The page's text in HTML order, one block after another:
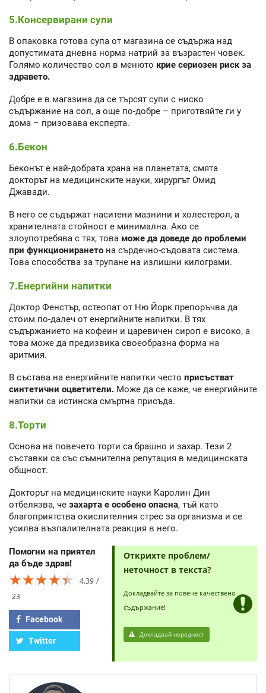
5.Консервирани супи
В опаковка готова супа от магазина се съдържа над
допустимата дневна норма натрий за възрастен човек.
Голямо количество сол в менюто крие сериозен риск за
здравето.
Добре е в магазина да се търсят супи с ниско
съдържание на сол, а още по-добре – приготвяйте ги у
дома – призовава експерта.
6.Бекон
Беконът е най-добрата храна на планетата, смята
докторът на медицинските науки, хирургът Омид
Джавади.
В него се съдържат наситени мазнини и холестерол, а
хранителната стойност е минимална. Ако се
злоупотребява с тях, това може да доведе до проблеми
при функционирането на сърдечно-съдовата система.
Това способства за трупане на излишни килограми.
7.Енергийни напитки
Доктор Фенстър, остеопат от Ню Йорк препоръчва да
стоим по-далеч от енергийните напитки. В тях
съдържанието на кофеин и царевичен сироп е високо, а
това може да предизвика своеобразна форма на
аритмия.
В състава на енергийните напитки често присъстват
синтетични оцветители. Може да се каже, че енергийните
напитки са истинска смъртна присъда.
8.Торти
Основа на повечето торти са брашно и захар. Тези 2
съставки са със съмнителна репутация в медицинската
общност.
Докторът на медицинските науки Каролин Дин
отбелязва, че захарта е особено опасна, тъй като
благоприятства окислителния стрес за организма и се
усилва възпалителната реакция в него.
Помогни на приятел
да бъде здрав!
★★★★★
★★★★★
★★★★★
4.39
23
Facebook
Twitter
Открихте проблем/
неточност в текста?
Докладвайте за повече качествено
съдържание!
Докладвай нередност